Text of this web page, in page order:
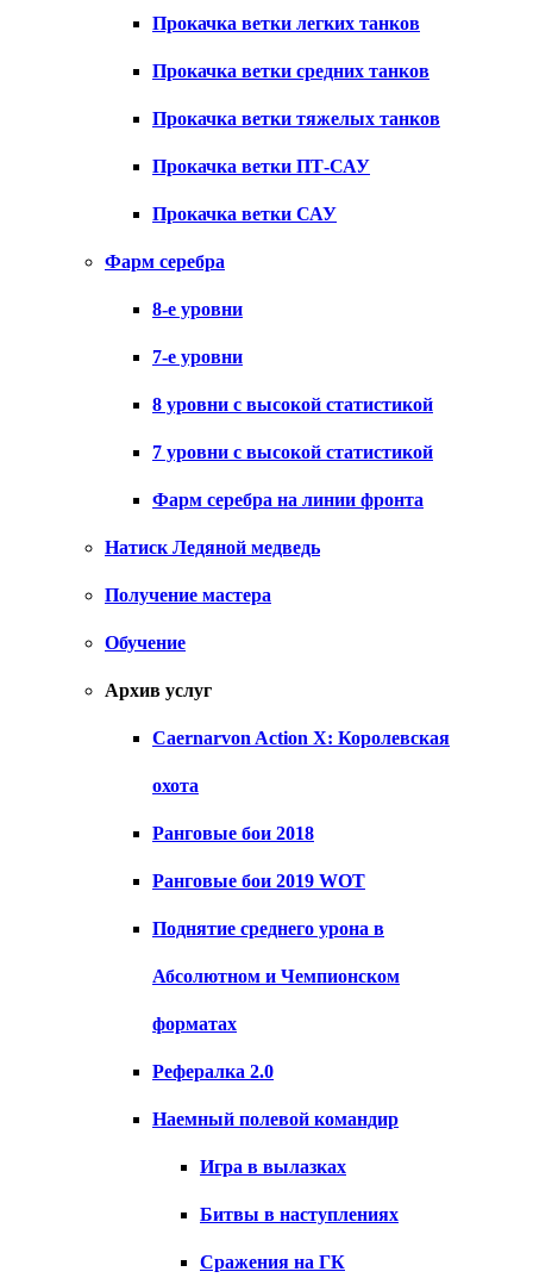
Прокачка ветки легких танков
Прокачка ветки средних танков
Прокачка ветки тяжелых танков
Прокачка ветки ПТ-САУ
Прокачка ветки САУ
Фарм серебра
8-е уровни
7-е уровни
8 уровни с высокой статистикой
7 уровни с высокой статистикой
Фарм серебра на линии фронта
Натиск Ледяной медведь
Получение мастера
Обучение
Архив услуг
Caernarvon Action X: Королевская
охота
Ранговые бои 2018
Ранговые бои 2019 WOT
Поднятие среднего урона в
Абсолютном и Чемпионском
форматах
Рефералка 2.0
Наемный полевой командир
Игра в вылазках
Битвы в наступлениях
Сражения на ГК